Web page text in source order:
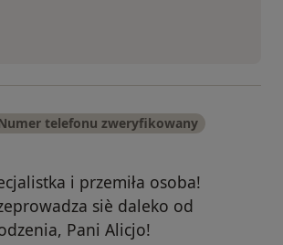
telefonu zweryfikowany
i przemiła osoba!
siè daleko od
Pani Alicjo!